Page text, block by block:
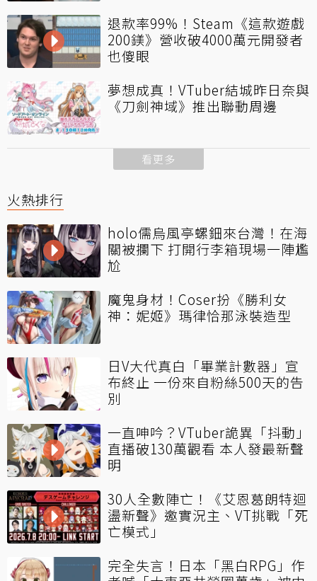
退款率99%！Steam《這款遊戲
200鎂》營收破4000萬元開發者
也傻眼
夢想成真！VTuber結城昨日奈與
《刀劍神域》推出聯動周邊
看更多
火熱排行
holo儒烏風亭螺鈿來台灣！在海
關被攔下 打開行李箱現場一陣尷
尬
魔鬼身材！Coser扮《勝利女
神：妮姬》瑪律恰那泳裝造型
日V大代真白「畢業計數器」宣
布終止 一份來自粉絲500天的告
別
一直呻吟？VTuber詭異「抖動」
直播破130萬觀看 本人發最新聲
明
30人全數陣亡！《艾恩葛朗特迴
盪新聲》邀實況主、VT挑戰「死
亡模式」
完全失言！日本「黑白RPG」作